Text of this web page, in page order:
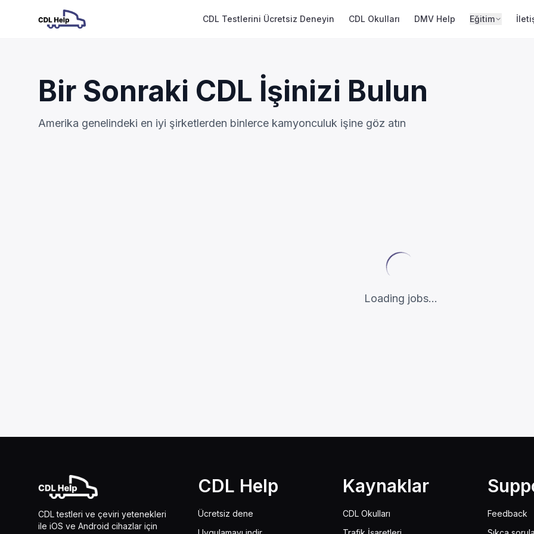
CDL Testlerini Ücretsiz Deneyin CDL Okulları DMV Help Eğitim
Bir Sonraki CDL İşinizi Bulun
Amerika genelindeki en iyi şirketlerden binlerce kamyonculuk işine göz atın
Loading jobs...
CDL testleri ve çeviri yetenekleri
ile iOS ve Android cihazlar için
CDL Help
Ücretsiz dene
Kaynaklar
CDL Okulları
Feedback